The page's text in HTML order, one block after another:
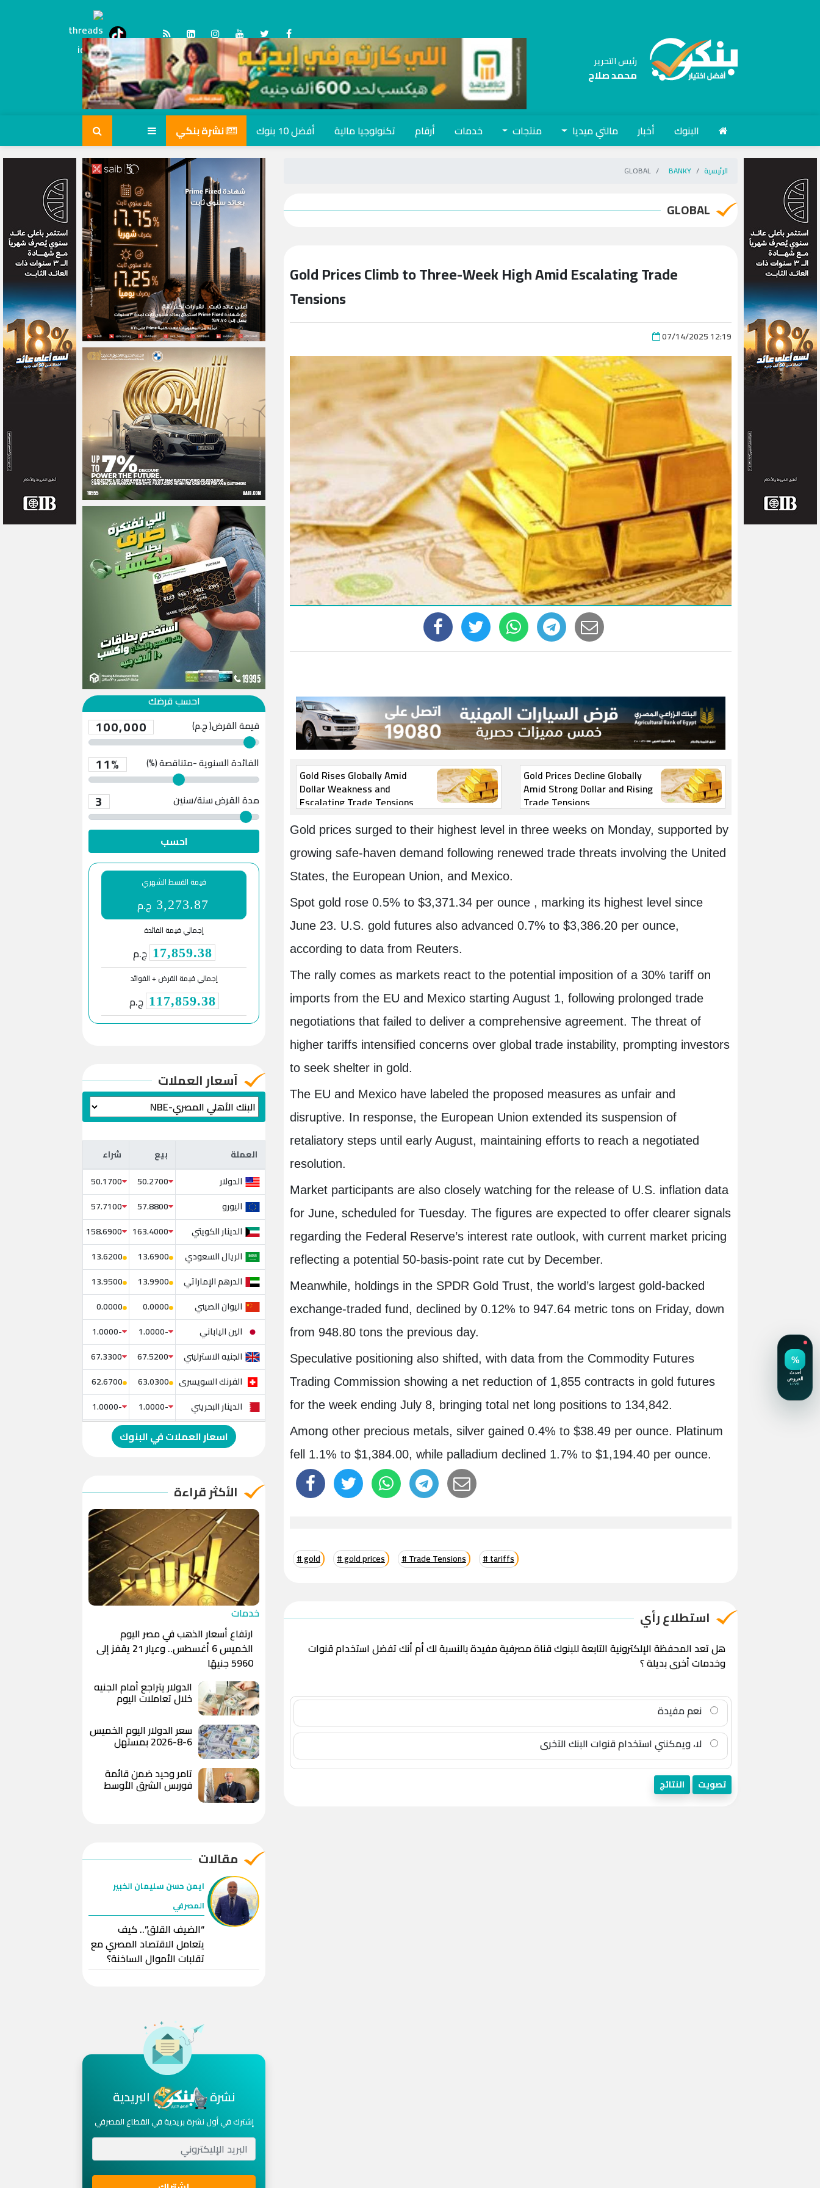
tiktok
Threads
رئيس التحرير
محمد صلاح
البنوك أخبار مالتي ميديا منتجات خدمات أرقام تكنولوجيا مالية أفضل 10 بنوك نشرة بنكي
الرئيسية BANKY
GLOBAL
GLOBAL
Gold Prices Climb to Three-Week High Amid Escalating Trade
Tensions
07/14/2025 12:19
Gold Rises Globally Amid
Dollar Weakness and
Escalating Trade Tensions
Gold Prices Decline Globally
Amid Strong Dollar and Rising
Trade Tensions
Gold prices surged to their highest level in three weeks on Monday, supported by
growing safe-haven demand following renewed trade threats involving the United
States, the European Union, and Mexico.
Spot gold rose 0.5% to $3,371.34 per ounce , marking its highest level since
June 23. U.S. gold futures also advanced 0.7% to $3,386.20 per ounce,
according to data from Reuters.
The rally comes as markets react to the potential imposition of a 30% tariff on
imports from the EU and Mexico starting August 1, following prolonged trade
negotiations that failed to deliver a comprehensive agreement. The threat of
higher tariffs intensified concerns over global trade instability, prompting investors
to seek shelter in gold.
The EU and Mexico have labeled the proposed measures as unfair and
disruptive. In response, the European Union extended its suspension of
retaliatory steps until early August, maintaining efforts to reach a negotiated
resolution.
Market participants are also closely watching for the release of U.S. inflation data
for June, scheduled for Tuesday. The figures are expected to offer clearer signals
regarding the Federal Reserve’s interest rate outlook, with current market pricing
reflecting a potential 50-basis-point rate cut by December.
Meanwhile, holdings in the SPDR Gold Trust, the world’s largest gold-backed
exchange-traded fund, declined by 0.12% to 947.64 metric tons on Friday, down
from 948.80 tons the previous day.
Speculative positioning also shifted, with data from the Commodity Futures
Trading Commission showing a net reduction of 1,855 contracts in gold futures
for the week ending July 8, bringing total net long positions to 134,842.
Among other precious metals, silver gained 0.4% to $38.49 per ounce. Platinum
fell 1.1% to $1,384.00, while palladium declined 1.7% to $1,194.40 per ounce.
# gold # gold prices # Trade Tensions # tariffs
استطلاع رأي
هل تعد المحفظة الإلكترونية التابعة للبنوك قناة مصرفية مفيدة بالنسبة لك أم أنك تفضل استخدام قنوات
وخدمات أخرى بديلة ؟
نعم مفيدة
لا، ويمكنني استخدام قنوات البنك الآخرى
تصويت النتائج
احسب قرضك
قيمة القرض( ج.م) 100,000
الفائدة السنوية -متناقصة (%) 11%
مدة القرض 3 سنة/سنين
احسب
قيمة القسط الشهري
3,273.87 ج.م
إجمالي قيمة الفائدة
17,859.38 ج.م
إجمالي قيمة القرض + الفوائد
117,859.38 ج.م
آسعار العملات
العملة بيع شراء العملة بيع
شراء
الدولار
50.2700
50.1700
اليورو
57.8800
57.7100
الدينار الكويتي
163.4000
158.6900
الريال السعودي
13.6900
13.6200
الدرهم الإماراتي
13.9900
13.9500
اليوان الصيني
0.0000
0.0000
الين الياباني
-1.0000
-1.0000
الجنيه الاسترليني
67.5200
67.3300
الفرنك السويسرى
63.0300
62.6700
الدينار البحريني
-1.0000
-1.0000
الدولار الإسترالي
-1.0000
-1.0000
الدينار الأردني
-1.0000
-1.0000
اسعار العملات في البنوك
الأكثر قراءة
خدمات
ارتفاع أسعار الذهب في مصر اليوم
الخميس 6 أغسطس.. وعيار 21 يقفز إلى
5960 جنيهًا
الدولار يتراجع أمام الجنيه
خلال تعاملات اليوم
ويسجل 49.78 جنيه للبيع
سعر الدولار اليوم الخميس
6-8-2026 بمستهل
التعاملات الصباحية
تامر وحيد ضمن قائمة
فوربس الشرق الأوسط
لأقوى 100 رئيس تنفيذي
مقالات
ايمن حسن سليمان الخبير
المصرفي
“الضيف القلق”.. كيف
يتعامل الاقتصاد المصري مع
تقلبات الأموال الساخنة؟
نشرة البريدية
إشترك في أول نشرة بريدية في القطاع المصرفي